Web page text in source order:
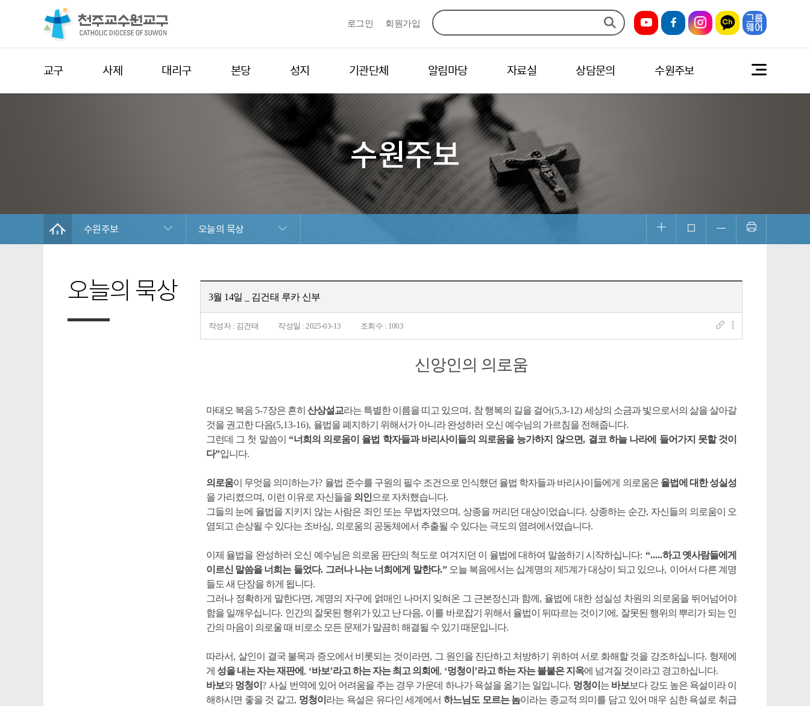
로그인 회원가입
교구 사제 대리구 본당 성지 기관단체 알림마당 자료실 상담문의 수원주보
수원주보
수원주보 오늘의 묵상
오늘의 묵상 3월 14일 _ 김건태 루카 신부
작성자 : 김건태 작성일 : 2025-03-13 조회수 : 1003
신앙인의 의로움
마태오 복음 5-7장은 흔히산상설교라는 특별한 이름을 띠고 있으며 , 참 행복의 길을 걸어(5,3-12) 세상의 소금과 빛으로서의 삶을 살아갈
것을 권고한 다음(5,13-16), 율법을 폐지하기 위해서가 아니라 완성하러 오신 예수님의 가르침을 전해줍니다.
그런데 그 첫 말씀이 “너희의 의로움이 율법 학자들과 바리사이들의 의로움을 능가하지 않으면, 결코 하늘 나라에 들어가지 못할 것이
다”입니다.
의로움이 무엇을 의미하는가? 율법 준수를 구원의 필수 조건으로 인식했던 율법 학자들과 바리사이들에게 의로움은 율법에 대한 성실성
을 가리켰으며, 이런 이유로 자신들을 의인으로 자처했습니다.
그들의 눈에 율법을 지키지 않는 사람은 죄인 또는 무법자였으며, 상종을 꺼리던 대상이었습니다. 상종하는 순간, 자신들의 의로움이 오
염되고 손상될 수 있다는 조바심, 의로움의 공동체에서 추출될 수 있다는 극도의 염려에서였습니다.
이제 율법을 완성하러 오신 예수님은 의로움 판단의 척도로 여겨지던 이 율법에 대하여 말씀하기 시작하십니다: “.....하고 옛사람들에게
이르신 말씀을 너희는 들었다. 그러나 나는 너희에게 말한다.” 오늘 복음에서는 십계명의 제 5계가 대상이 되고 있으나, 이어서 다른 계명
들도 새 단장을 하게 됩니다.
그러나 정확하게 말한다면, 계명의 자구에 얽매인 나머지 잊혀온 그 근본정신과 함께 , 율법에 대한 성실성 차원의 의로움을 뛰어넘어야
함을 일깨우십니다. 인간의 잘못된 행위가 있고 난 다음, 이를 바로잡기 위해서 율법이 뒤따르는 것이기에 , 잘못된 행위의 뿌리가 되는 인
간의 마음이 의로울 때 비로소 모든 문제가 말끔히 해결될 수 있기 때문입니다.
따라서,살인이 결국 불목과 증오에서 비롯되는 것이라면, 그 원인을 진단하고 처방하기 위하여 서로 화해할 것을 강조하십니다. 형제에
게 성을 내는 자는 재판에 , ‘바보’라고 하는 자는 최고 의회에 , ‘멍청이 ’라고 하는 자는 불붙은 지옥에 넘겨질 것이라고 경고하십니다.
바보와멍청이?사실 번역에 있어 어려움을 주는 경우 가운데 하나가 욕설을 옮기는 일입니다. 멍청이 는 바보보다 강도 높은 욕설이라 이
해하시면 좋을 것 같고, 멍청이 라는 욕설은 유다인 세계에서 하느님도 모르는 놈이라는 종교적 의미를 담고 있어 매우 심한 욕설로 취급